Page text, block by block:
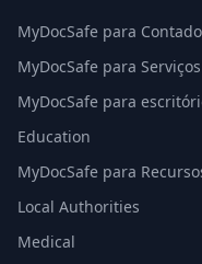
MyDocSafe para
MyDocSafe para
MyDocSafe para
Education
MyDocSafe para
Local Authorities
Medical